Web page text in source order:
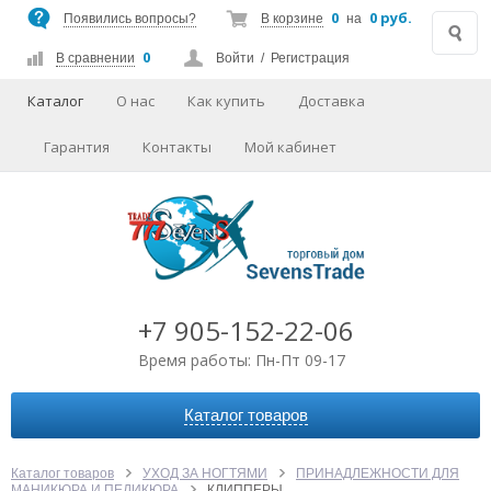
Появились вопросы? В корзине 0 на 0 руб.
В сравнении 0 Войти / Регистрация
Каталог О нас Как купить Доставка
Гарантия Контакты Мой кабинет
+7 905-152-22-06
Время работы: Пн-Пт 09-17
Каталог товаров
Каталог товаров УХОД ЗА НОГТЯМИ
ПРИНАДЛЕЖНОСТИ ДЛЯ